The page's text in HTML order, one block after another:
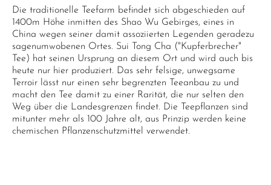
Die traditionelle Teefarm befindet sich abgeschieden auf
1400m Höhe inmitten des Shao Wu Gebirges, eines in
China wegen seiner damit assoziierten Legenden geradezu
sagenumwobenen Ortes. Sui Tong Cha ("Kupferbrecher"
Tee) hat seinen Ursprung an diesem Ort und wird auch bis
heute nur hier produziert. Das sehr felsige, unwegsame
Terroir lässt nur einen sehr begrenzten Teeanbau zu und
macht den Tee damit zu einer Rarität, die nur selten den
Weg über die Landesgrenzen findet. Die Teepflanzen sind
mitunter mehr als 100 Jahre alt, aus Prinzip werden keine
chemischen Pflanzenschutzmittel verwendet.